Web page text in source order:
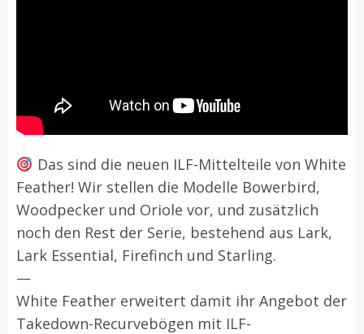
Das sind die neuen ILF-Mittelteile von White
Feather! Wir stellen die Modelle Bowerbird,
Woodpecker und Oriole vor, und zusätzlich
noch den Rest der Serie, bestehend aus Lark,
Lark Essential, Firefinch und Starling.
—
White Feather erweitert damit ihr Angebot der
Takedown-Recurvebögen mit ILF-